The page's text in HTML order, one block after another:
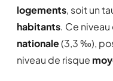
logements, soit un
habitants. Ce niveau
nationale(3,3 ‰),
niveau de risque